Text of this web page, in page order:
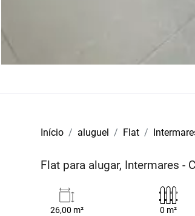
Início aluguel Flat
Flat para alugar, Intermares -
26,00 m²
0 m²